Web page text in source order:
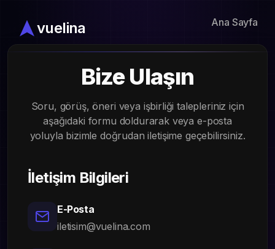
vuelina Ana Sayfa
Bize Ulaşın
Soru, görüş, öneri veya işbirliği talepleriniz için
aşağıdaki formu doldurarak veya e-posta
yoluyla bizimle doğrudan iletişime geçebilirsiniz.
İletişim Bilgileri
E-Posta
iletisim@vuelina.com